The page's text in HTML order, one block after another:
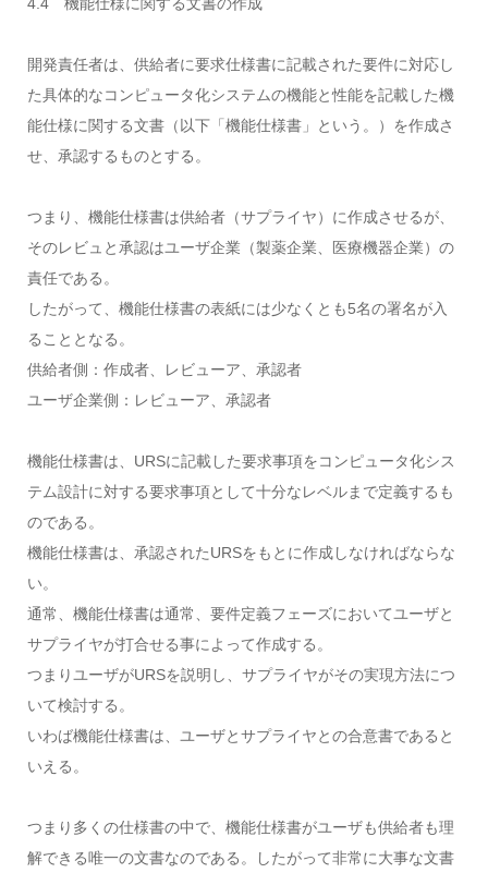
4.4 機能仕様に関する文書の作成
開発責任者は、供給者に要求仕様書に記載された要件に対応し
た具体的なコンピュータ化システムの機能と性能を記載した機
能仕様に関する文書（以下「機能仕様書」という。）を作成さ
せ、承認するものとする。
つまり、機能仕様書は供給者（サプライヤ）に作成させるが、
そのレビュと承認はユーザ企業（製薬企業、医療機器企業）の
責任である。
したがって、機能仕様書の表紙には少なくとも5名の署名が入
ることとなる。
供給者側：作成者、レビューア、承認者
ユーザ企業側：レビューア、承認者
機能仕様書は、URSに記載した要求事項をコンピュータ化シス
テム設計に対する要求事項として十分なレベルまで定義するも
のである。
機能仕様書は、承認されたURSをもとに作成しなければならな
い。
通常、機能仕様書は通常、要件定義フェーズにおいてユーザと
サプライヤが打合せる事によって作成する。
つまりユーザがURSを説明し、サプライヤがその実現方法につ
いて検討する。
いわば機能仕様書は、ユーザとサプライヤとの合意書であると
いえる。
つまり多くの仕様書の中で、機能仕様書がユーザも供給者も理
解できる唯一の文書なのである。したがって非常に大事な文書